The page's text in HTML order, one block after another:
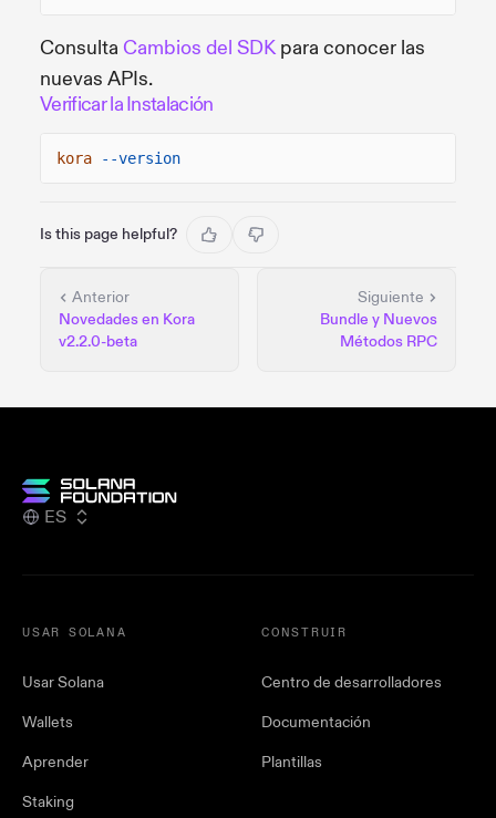
Consulta Cambios del SDKpara conocer las
nuevas APIs.
Verificar la Instalación
kora --version
Is this page helpful?
Anterior
Novedades en Kora
v2.2.0-beta
Siguiente
Bundle y Nuevos
Métodos RPC
ES
USAR SOLANA
Usar Solana
Wallets
Aprender
Staking
CONSTRUIR
Centro de desarrolladores
Documentación
Plantillas